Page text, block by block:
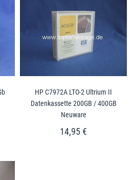
HP C7972A LTO-2 Ultrium II
Datenkassette 200GB / 400GB
Neuware
14,95 €